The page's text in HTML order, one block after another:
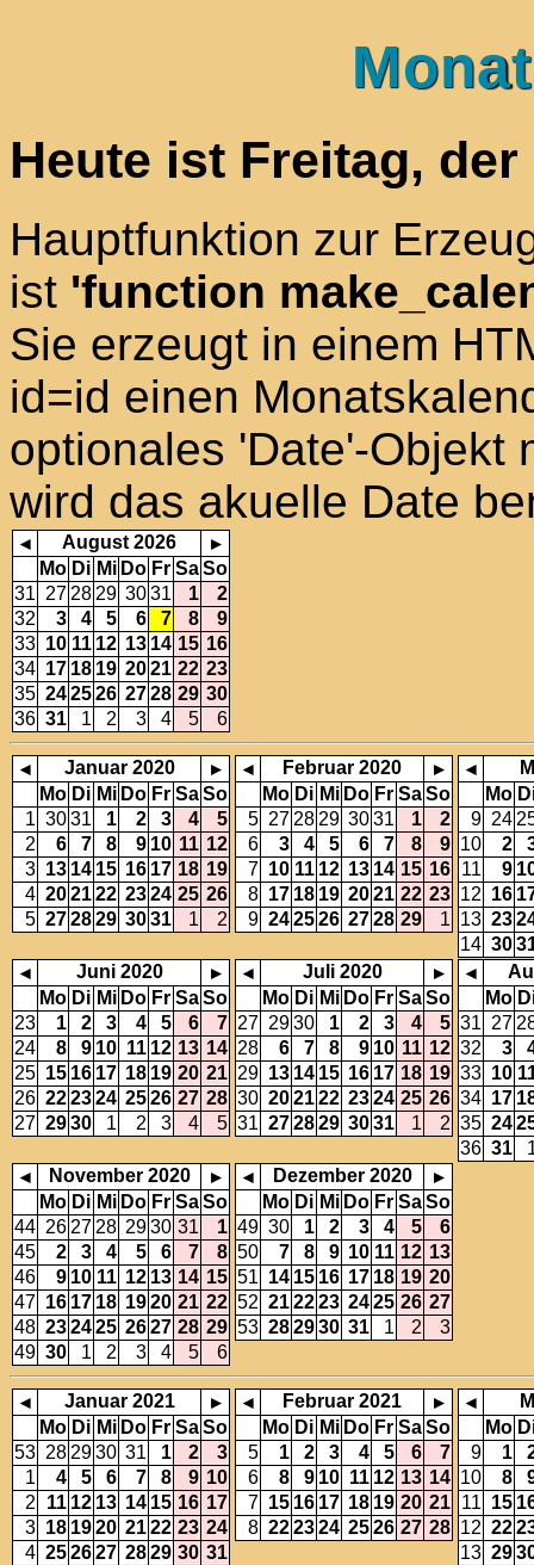
Heute ist Freitag,
Hauptfunktion zur
ist 'function
Sie erzeugt in einem
id=id einen
optionales 'Date'-Objekt
wird das akuelle Date
◂ August 2026
▸
Mo Di Mi Do Fr SaSo
31 27 28 29 3031 1
2
32
3 4 5 6 7 8
9
33 10 11 12 13 14 15 16
34 17 18 19 2021 22 23
35 242526 2728 29 30
36 31 1 2 3 4 5 6
◂ Januar 2020
▸
Mo Di Mi Do Fr SaSo
1 3031 1 2 3 4
5
2
6 7 8 9 10 11 12
3 13 14 15 16 17 18 19
4 202122 2324 25 26
5 272829 3031 1 2
◂ Februar 2020
▸
Mo Di Mi Do Fr SaSo
5 27 28 29 3031 1
2
6
3 4 5 6 7 8
9
7 10 11 12 13 14 15 16
8 17 18 19 2021 22 23
9 242526 2728 29 1
◂
Mo
9 24
10
2
11
9
12 16
13 23
14 30
◂
Juni 2020
▸
Mo Di Mi Do Fr SaSo
23
1 2 3 4 5 6
7
24
8 9 10 11 12 13 14
25 15 16 17 18 19 20 21
26 222324 2526 27 28
27 2930 1 2 3 4 5
◂ Juli 2020
▸
Mo Di Mi Do Fr SaSo
27 2930 1 2 3 4
5
28
6 7 8 9 10 11 12
29 13 14 15 16 17 18 19
30 202122 2324 25 26
31 272829 3031 1 2
◂
Mo
31 27
32
3
33 10
34 17
35 24
36 31
◂
November 2020
▸
Mo Di Mi Do Fr SaSo
44 26 27 28 2930 31
1
45
2 3 4 5 6 7
8
46
9 10 11 12 13 14 15
47 16 17 18 1920 21 22
48 232425 2627 28 29
49 30 1 2 3 4 5 6
◂ Dezember 2020
▸
Mo Di Mi Do Fr SaSo
49 30 1 2 3 4 5
6
50
7 8 9 10 11 12 13
51 14 15 16 17 18 19 20
52 212223 2425 26 27
53 282930 31 1 2 3
◂ Januar 2021
▸
Mo Di Mi Do Fr SaSo
53 28 2930 31 1 2
3
1
4 5 6 7 8 9 10
2
11 12 13 14 15 16 17
3 18 1920 2122 23 24
4 252627 2829 30 31
◂ Februar 2021
▸
Mo Di Mi Do Fr SaSo
5
1 2 3 4 5 6
7
6
8 9 10 11 12 13 14
7 15 16 17 18 19 20 21
8 222324 2526 27 28
◂
Mo
9
1
10
8
11 15
12 22
13 29